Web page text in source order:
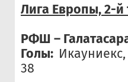
Лига Европы, 2-й
РФШ –
Голы:
38